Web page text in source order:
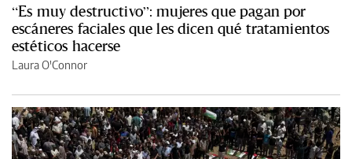
“Es muy destructivo”: mujeres que pagan por
escáneres faciales que les dicen qué tratamientos
estéticos hacerse
Laura O'Connor